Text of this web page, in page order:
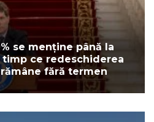
se menține până la
ce redeschiderea
fără termen